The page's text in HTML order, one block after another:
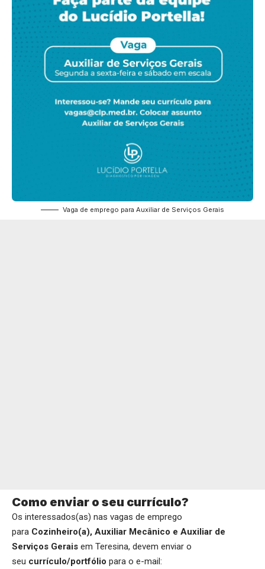
Vaga de emprego para Auxiliar de Serviços Gerais
Como enviar o seu currículo?
Os interessados(as) nas vagas de emprego
para Cozinheiro(a), Auxiliar Mecânico e Auxiliar de
Serviços Gerais em Teresina, devem enviar o
seu currículo/portfólio para o e-mail: